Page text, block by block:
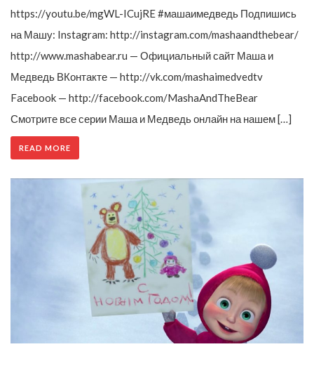
https://youtu.be/mgWL-ICujRE #машаимедведь Подпишись
на Машу: Instagram: http://instagram.com/mashaandthebear/
http://www.mashabear.ru — Официальный сайт Маша и
Медведь ВКонтакте — http://vk.com/mashaimedvedtv
Facebook — http://facebook.com/MashaAndTheBear
Смотрите все серии Маша и Медведь онлайн на нашем […]
READ MORE